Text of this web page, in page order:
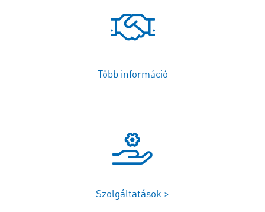
Több információ
Szolgáltatások >